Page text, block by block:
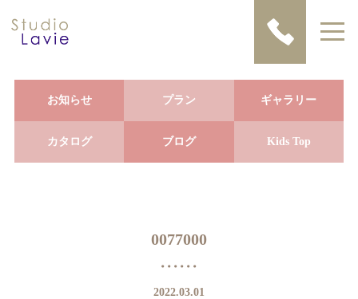
お知らせ プラン ギャラリー
カタログ ブログ Kids Top
0077000
2022.03.01